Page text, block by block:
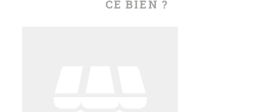
CE BIEN ?